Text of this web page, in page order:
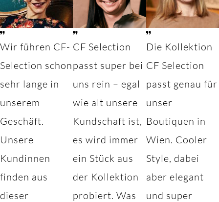
Wir führen CF-
Selection schon
sehr lange in
unserem
Geschäft.
Unsere
Kundinnen
finden aus
dieser
CF Selection
passt super bei
uns rein – egal
wie alt unsere
Kundschaft ist,
es wird immer
ein Stück aus
der Kollektion
probiert. Was
Die Kollektion
CF Selection
passt genau für
unser
Boutiquen in
Wien. Cooler
Style, dabei
aber elegant
und super